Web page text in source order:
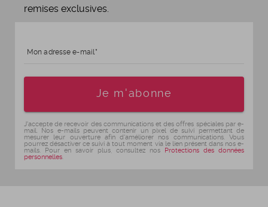
remises exclusives.
Mon adresse e-mail
Je m'abonne
J'accepte de recevoir des communications et des offres spéciales par e-
mail. Nos e-mails peuvent contenir un pixel de suivi permettant de
mesurer leur ouverture afin d'améliorer nos communications. Vous
pourrez désactiver ce suivi à tout moment via le lien présent dans nos e-
mails. Pour en savoir plus, consultez nos Protections des données
personnelles